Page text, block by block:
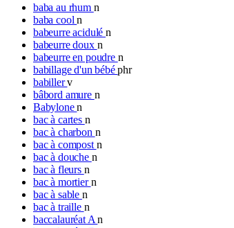
baba au rhum n
baba cooln
babeurre acidulén
babeurre doux n
babeurre en poudre n
babillage d'un bébéphr
babillerv
bâbord amure n
Babylonen
bac à cartes n
bac à charbon n
bac à compost n
bac à douche n
bac à fleurs n
bac à mortiern
bac à sable n
bac à traille n
baccalauréat An